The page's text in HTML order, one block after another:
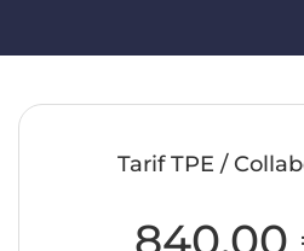
Tarif TPE /
840,00